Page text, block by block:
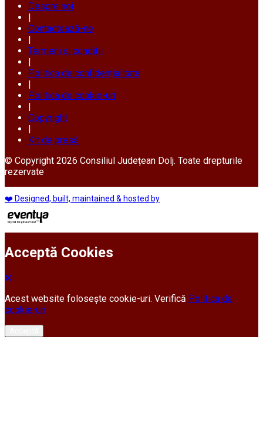
Despre noi
|
Contactează-ne
|
Termeni și condiții
|
Politica de confidențialitate
|
Politica de cookie-uri
|
Copyright
|
Kit de presă
© Copyright 2026 Consiliul Județean Dolj. Toate drepturile
rezervate
❤️ Designed, built, maintained & hosted by
Acceptă Cookies
Acest website folosește cookie-uri. Verifică Politica de
cookie-uri